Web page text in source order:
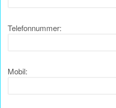
Telefonnummer:
Mobil: